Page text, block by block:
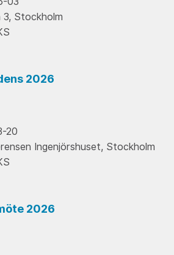
Stockholm
2026
20
Ingenjörshuset, Stockholm
2026